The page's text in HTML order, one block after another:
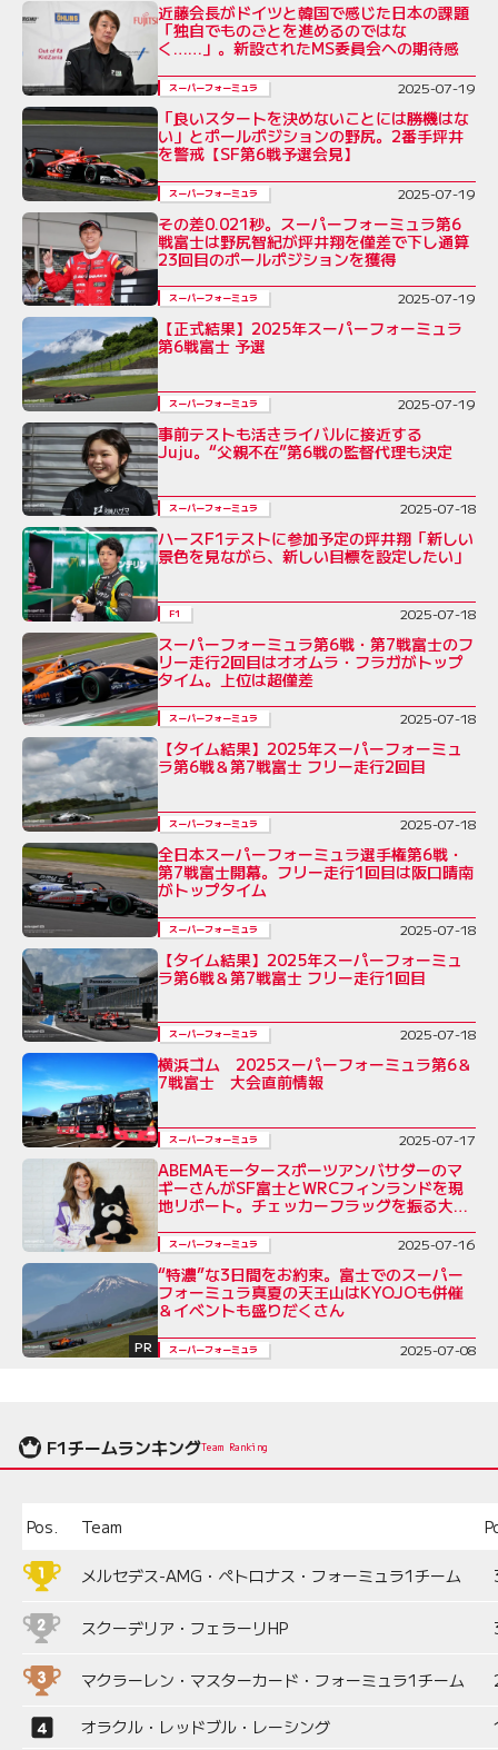
近藤会長がドイツと韓国で感じた日本の課題
「独自でものごとを進めるのではな
く……」。新設されたMS委員会への期待感
スーパーフォーミュラ 2025-07-19
「良いスタートを決めないことには勝機はな
い」とポールポジションの野尻。2番手坪井
を警戒【SF第6戦予選会見】
スーパーフォーミュラ 2025-07-19
その差0.021秒。スーパーフォーミュラ第6
戦富士は野尻智紀が坪井翔を僅差で下し通算
23回目のポールポジションを獲得
スーパーフォーミュラ 2025-07-19
【正式結果】2025年スーパーフォーミュラ
第6戦富士 予選
スーパーフォーミュラ 2025-07-19
事前テストも活きライバルに接近する
Juju。“父親不在”第6戦の監督代理も決定
スーパーフォーミュラ 2025-07-18
ハースF1テストに参加予定の坪井翔「新しい
景色を見ながら、新しい目標を設定したい」
F1 2025-07-18
スーパーフォーミュラ第6戦・第7戦富士のフ
リー走行2回目はオオムラ・フラガがトップ
タイム。上位は超僅差
スーパーフォーミュラ 2025-07-18
【タイム結果】2025年スーパーフォーミュ
ラ第6戦＆第7戦富士 フリー走行2回目
スーパーフォーミュラ 2025-07-18
全日本スーパーフォーミュラ選手権第6戦・
第7戦富士開幕。フリー走行1回目は阪口晴南
がトップタイム
スーパーフォーミュラ 2025-07-18
【タイム結果】2025年スーパーフォーミュ
ラ第6戦＆第7戦富士 フリー走行1回目
スーパーフォーミュラ 2025-07-18
横浜ゴム 2025スーパーフォーミュラ第6＆
7戦富士 大会直前情報
スーパーフォーミュラ 2025-07-17
ABEMAモータースポーツアンバサダーのマ
ギーさんがSF富士とWRCフィンランドを現
地リポート。チェッカーフラッグを振る大役
スーパーフォーミュラ 2025-07-16
PR
“特濃”な3日間をお約束。富士でのスーパー
フォーミュラ真夏の天王山はKYOJOも併催
＆イベントも盛りだくさん
スーパーフォーミュラ 2025-07-08
F1チームランキングTeam Ranking
Pos. Team
メルセデス-AMG・ペトロナス・フォーミュラ1チーム
スクーデリア・フェラーリHP
マクラーレン・マスターカード・フォーミュラ1チーム
オラクル・レッドブル・レーシング